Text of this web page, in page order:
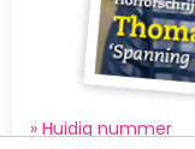
» Huidig nummer